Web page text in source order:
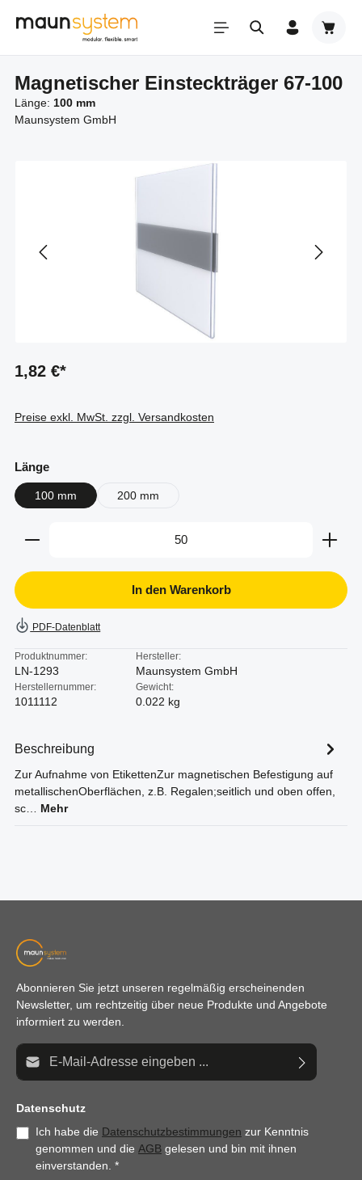
Zum Hauptinhalt springen
Magnetischer Einsteckträger 67-100
Länge: 100 mm
Maunsystem GmbH
1,82 €*
Preise exkl. MwSt. zzgl. Versandkosten
Längeauswählen
100 mm 200 mm
Produkt Anzahl: Gib den gewünschten Wert ein
In den Warenkorb
PDF-Datenblatt
Produktnummer:
LN-1293
Hersteller:
Maunsystem GmbH
Herstellernummer:
1011112
Gewicht:
0.022 kg
Beschreibung
Zur Aufnahme von EtikettenZur magnetischen Befestigung auf
metallischenOberflächen, z.B. Regalen;seitlich und oben offen,
sc… Mehr
Abonnieren Sie jetzt unseren regelmäßig erscheinenden
Newsletter, um rechtzeitig über neue Produkte und Angebote
informiert zu werden.
E-Mail-Adresse*
Datenschutz
Ich habe die Datenschutzbestimmungen zur Kenntnis
genommen und die AGB gelesen und bin mit ihnen
einverstanden. *